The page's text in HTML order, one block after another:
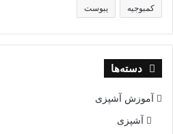
کمبوجیه یبوست
دسته‌ها
آموزش آشپزی
آشپزی